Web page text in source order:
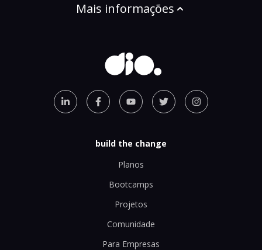
Mais informações
build the change
Planos
Bootcamps
Projetos
Comunidade
Para Empresas